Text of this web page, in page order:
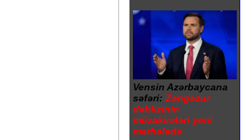
Vensin Azərbaycana
səfəri: Zəngəzur
dəhlizinin
müzakirələri yeni
mərhələdə